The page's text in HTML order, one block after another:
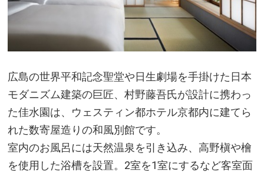
広島の世界平和記念聖堂や日生劇場を手掛けた日本
モダニズム建築の巨匠、村野藤吾氏が設計に携わっ
た佳水園は、ウェスティン都ホテル京都内に建てら
れた数寄屋造りの和風別館です。
室内のお風呂には天然温泉を引き込み、高野槇や檜
を使用した浴槽を設置。2室を1室にするなど客室面